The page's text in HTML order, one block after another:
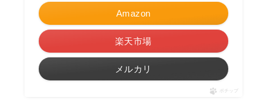
Amazon
楽天市場
メルカリ
ポチップ